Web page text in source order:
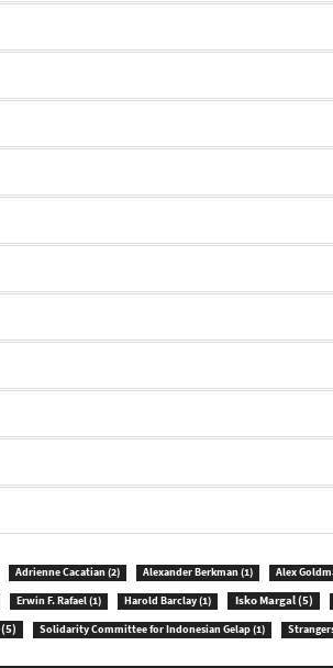
Adrienne Cacatian(2) Alexander Berkman(1) Alex
Erwin F. Rafael(1) Harold Barclay(1) Isko Margal(5)
(5) Solidarity Committee for Indonesian Gelap(1)